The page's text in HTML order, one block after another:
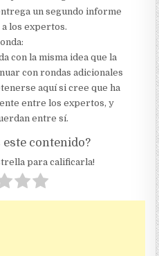
un segundo informe
los expertos.
con la misma idea que la
con rondas adicionales
aquí si cree que ha
entre los expertos, y
entre sí.
este contenido?
para calificarla!